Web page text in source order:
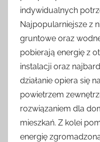
indywidualnych
Najpopularniejsze z
gruntowe oraz
pobierają energię z
instalacji oraz
działanie opiera się
powietrzem
rozwiązaniem dla
mieszkań. Z kolei
energię